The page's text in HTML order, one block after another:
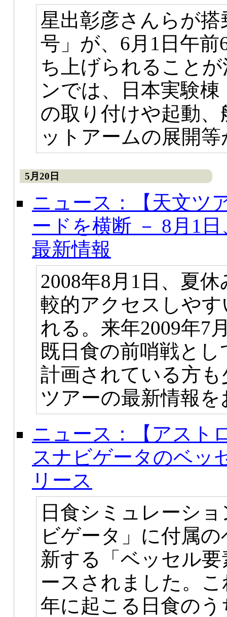
星出彰彦さんらが
号」が、6月1日午
ち上げられること
ンでは、日本実験
の取り付けや起動
ットアームの展開
5月20日
ニュース：【天文ツ
ードを横断 － 8月1
最新情報
2008年8月1日、夏
較的アクセスしや
れる。来年2009年7
既日食の前哨戦と
計画されている方
ツアーの最新情報
ニュース：【アスト
スナビゲータのベッ
リース
日食シミュレーシ
ビゲータ」に付属
新する「ベッセル
ースされました。こ
年に起こる日食の